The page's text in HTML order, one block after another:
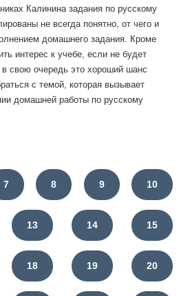
Калинина задания по русскому
не всегда понятно, от чего и
домашнего задания. Кроме
интерес к учебе, если не будет
свою очередь это хороший шанс
с темой, которая вызывает
домашней работы по русскому
7 8 9 10
13 14 15
18 19 20